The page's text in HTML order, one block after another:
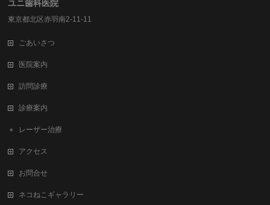
ユニ歯科医院
東京都北区赤羽南2-11-11
ごあいさつ
医院案内
訪問診療
診療案内
レーザー治療
アクセス
お問合せ
ネコねこギャラリー